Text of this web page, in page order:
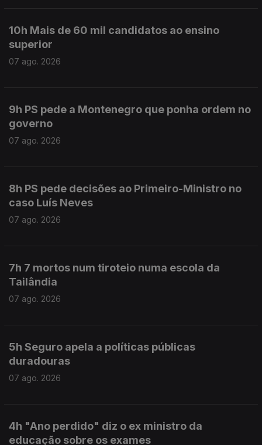
10h Mais de 60 mil candidatos ao ensino
superior
07 ago. 2026
9h PS pede a Montenegro que ponha ordem no
governo
07 ago. 2026
8h PS pede decisões ao Primeiro-Ministro no
caso Luís Neves
07 ago. 2026
7h 7 mortos num tiroteio numa escola da
Tailândia
07 ago. 2026
5h Seguro apela a políticas públicas
duradouras
07 ago. 2026
4h "Ano perdido" diz o ex ministro da
educação sobre os exames